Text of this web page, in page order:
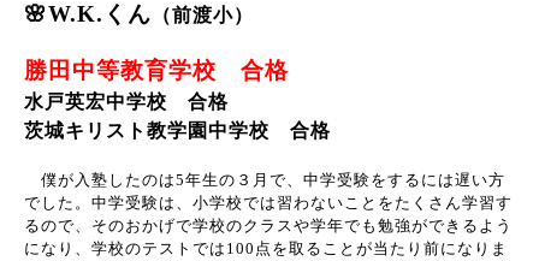
🌸W.K.くん （前渡小）
勝田中等教育学校 合格
水戸英宏中学校 合格
茨城キリスト教学園中学校 合格
僕が入塾したのは5年生の３月で、中学受験をするには遅い方
でした。中学受験は、小学校では習わないことをたくさん学習す
るので、そのおかげで学校のクラスや学年でも勉強ができるよう
になり、学校のテストでは 100 点を取ることが当たり前になりま